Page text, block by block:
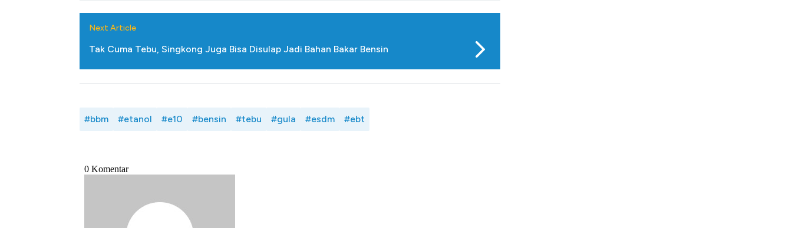
Next Article
Tak Cuma Tebu, Singkong Juga Bisa Disulap Jadi Bahan Bakar Bensin
#bbm #etanol #e10 #bensin #tebu #gula #esdm #ebt